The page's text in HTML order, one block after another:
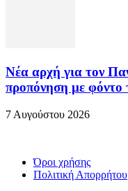
Νέα αρχή για τον
προπόνηση με φόντο
7 Αυγούστου 2026
Όροι χρήσης
Πολιτική Απορρήτου